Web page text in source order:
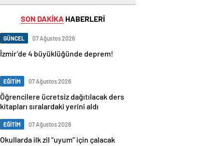
SON DAKİKA HABERLERİ
GÜNCEL 07 Ağustos 2026
İzmir’de 4 büyüklüğünde deprem!
EĞİTİM 07 Ağustos 2026
Öğrencilere ücretsiz dağıtılacak ders
kitapları sıralardaki yerini aldı
EĞİTİM 07 Ağustos 2026
Okullarda ilk zil “uyum” için çalacak